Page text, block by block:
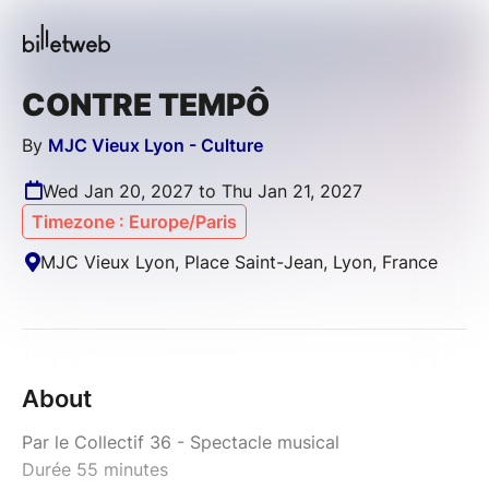
CONTRE TEMPÔ
By MJC Vieux Lyon - Culture
Wed Jan 20, 2027 to Thu Jan 21, 2027
Timezone : Europe/Paris
MJC Vieux Lyon, Place Saint-Jean, Lyon, France
About
Par le Collectif 36 - Spectacle musical
Durée 55 minutes